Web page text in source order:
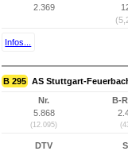
2.369
Infos...
B 295 AS Stuttgart-
Nr.
5.868
(12.095)
B-
DTV